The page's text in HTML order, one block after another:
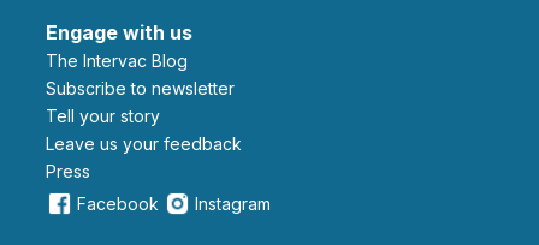
Engage with us
The Intervac Blog
Subscribe to newsletter
Tell your story
leave us your feedback
Press
Facebook
Instagram